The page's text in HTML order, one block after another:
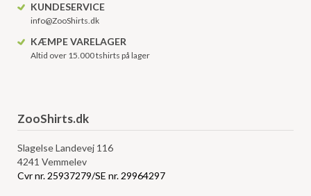
KUNDESERVICE
info@ZooShirts.dk
KÆMPE VARELAGER
Altid over 15.000 tshirts på lager
ZooShirts.dk
Slagelse Landevej 116
4241 Vemmelev
Cvr nr. 25937279/SE nr. 29964297